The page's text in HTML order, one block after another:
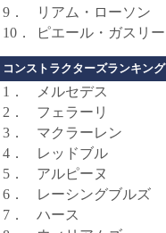
9．
リアム・ローソン
10．
ピエール・ガスリー
コンストラクターズランキング
1． メルセデス
2．
フェラーリ
3．
マクラーレン
4．
レッドブル
5．
アルピーヌ
6．
レーシングブルズ
7．
ハース